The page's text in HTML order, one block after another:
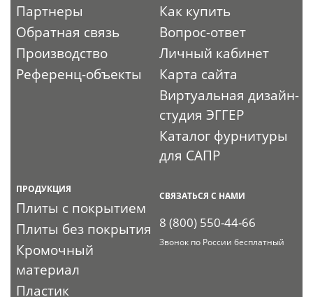
Партнеры
Обратная связь
Производство
Референц-объекты
Как купить
Вопрос-ответ
Личный кабинет
Карта сайта
Виртуальная дизайн-
студия ЭГГЕР
Каталог фурнитуры
для САПР
ПРОДУКЦИЯ
Плиты с покрытием
Плиты без покрытия
Кромочный
материал
Пластик
СВЯЗАТЬСЯ С НАМИ
8 (800) 550-44-66
Звонок по России бесплатный